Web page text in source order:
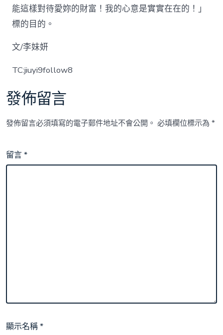
能這樣對待愛妳的財富！我的心意是實實在在的！」
標的目的。
文/李妹妍
TC:jiuyi9follow8
發佈留言
發佈留言必須填寫的電子郵件地址不會公開。 必填欄位標示為*
留言*
顯示名稱*